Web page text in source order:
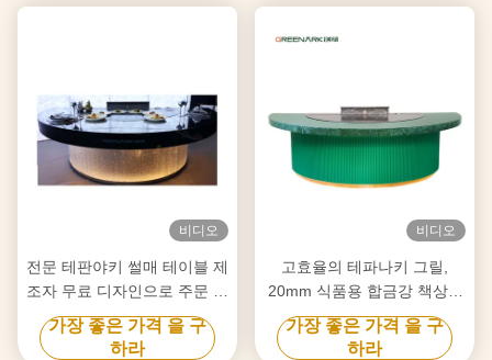
비디오
전문 테판야키 썰매 테이블 제
조자 무료 디자인으로 주문 제
작 신뢰할 수 있는 히바치 썰
매 장비 공급자
가장 좋은 가격 을 구
하라
비디오
고효율의 테파나키 그릴,
20mm 식품용 합금강 책상 &
스마트 난방
가장 좋은 가격 을 구
하라